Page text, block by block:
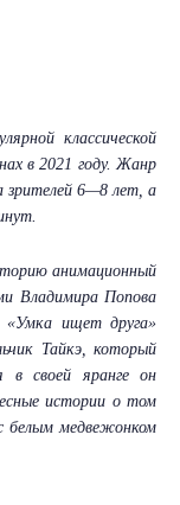
классической
в 2021 году. Жанр
зрителей 6—8 лет, а
анимационный
Владимира Попова
ищет друга»
Тайкэ, который
своей яранге он
истории о том
белым медвежонком